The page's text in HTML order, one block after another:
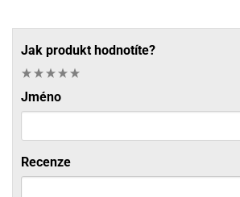
Jak produkt hodnotíte?
Jméno
Recenze